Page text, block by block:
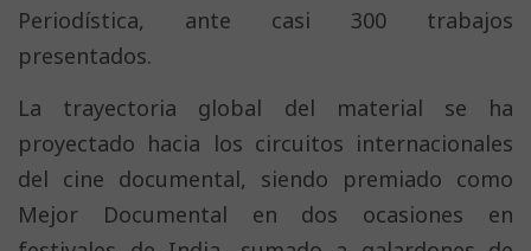
Periodística, ante casi 300 trabajos
presentados.
La trayectoria global del material se ha
proyectado hacia los circuitos internacionales
del cine documental, siendo premiado como
Mejor Documental en dos ocasiones en